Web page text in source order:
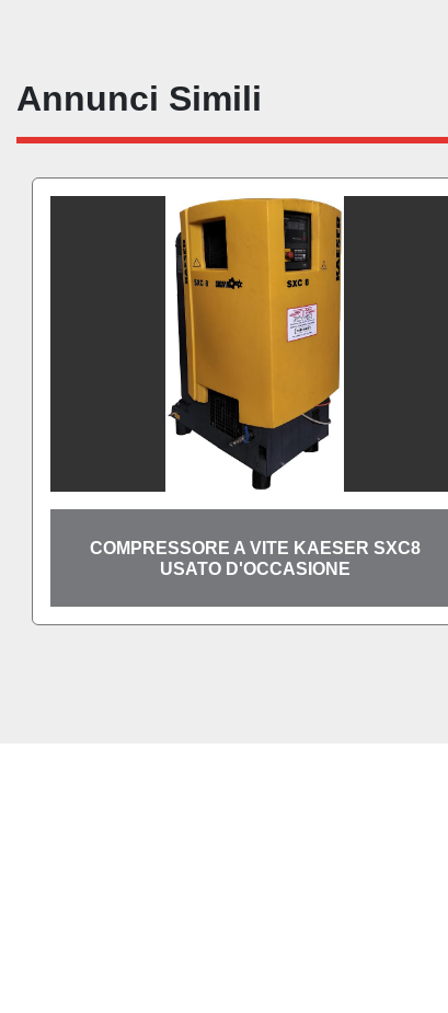
Annunci Simili
COMPRESSORE A VITE KAESER SXC8
USATO D'OCCASIONE